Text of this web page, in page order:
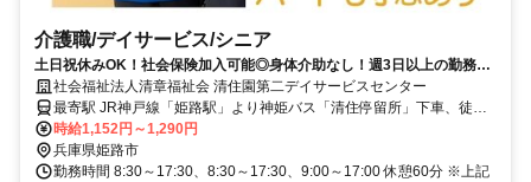
介護職/デイサービス/シニア
土日祝休みOK！社会保険加入可能◎身体介助なし！週3日以上の勤務♪
パートも寸志あり【姫路市・姫路駅・デイサービス・介護職（シニ
ア）・日勤パート】
社会福祉法人清章福祉会 清住園第二デイサービスセンター
最寄駅 JR神戸線「姫路駅」より神姫バス「清住停留所」下車、徒歩1
分
時給1,152円～1,290円
兵庫県姫路市
勤務時間 8:30～17:30、8:30～17:30、9:00～17:00 休憩60分 ※上記